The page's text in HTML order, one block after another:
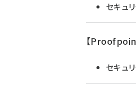
セキュ
【
セキュ